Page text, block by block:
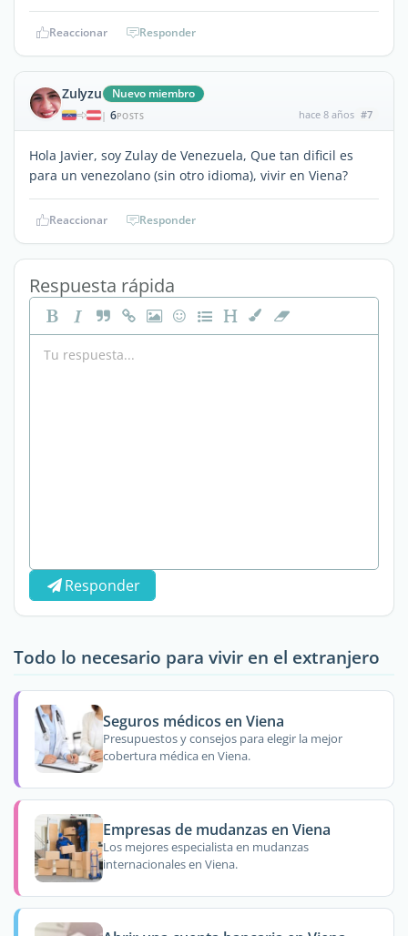
Reaccionar Responder
Zulyzu Nuevo miembro
| 6POSTS hace 8 años #7
Hola Javier, soy Zulay de Venezuela, Que tan dificil es
para un venezolano (sin otro idioma), vivir en Viena?
Reaccionar Responder
Respuesta rápida
Responder
Todo lo necesario para vivir en el extranjero
Seguros médicos en Viena
Presupuestos y consejos para elegir la mejor
cobertura médica en Viena.
Empresas de mudanzas en Viena
Los mejores especialista en mudanzas
internacionales en Viena.